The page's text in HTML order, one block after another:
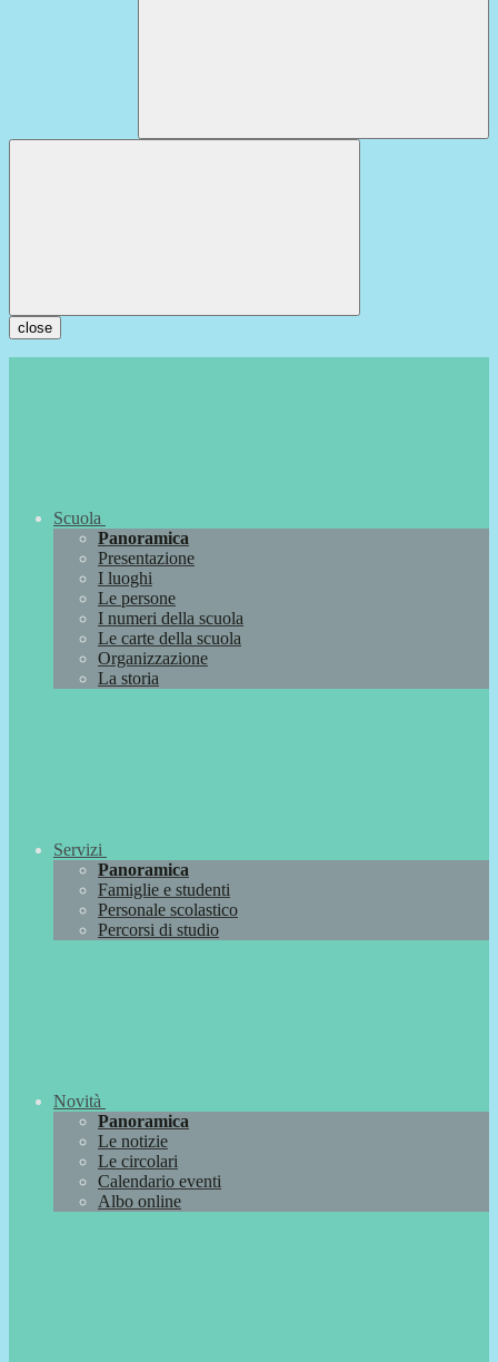
close
Scuola
Panoramica
Presentazione
I luoghi
Le persone
I numeri della scuola
Le carte della scuola
Organizzazione
La storia
Servizi
Panoramica
Famiglie e studenti
Personale scolastico
Percorsi di studio
Novità
Panoramica
Le notizie
Le circolari
Calendario eventi
Albo online